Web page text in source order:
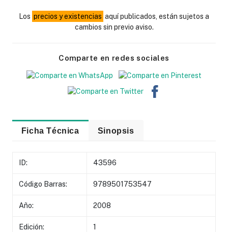
Los precios y existencias aquí publicados, están sujetos a
cambios sin previo aviso.
Comparte en redes sociales
Ficha Técnica Sinopsis
ID: 43596
Código Barras: 9789501753547
Año: 2008
Edición: 1